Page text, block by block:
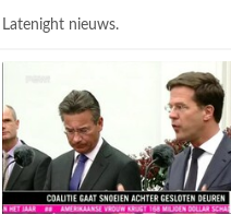
Latenight nieuws.